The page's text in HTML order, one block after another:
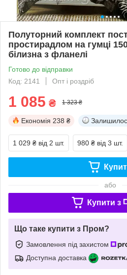
Полуторний комплект
простирадлом на гумці
білизна з фланелі
Готово до відправки
Код: 2141
Опт і роздріб
1 085 ₴ 1 323 ₴
Економія 238 ₴
1 029 ₴ від 2 шт. 980 ₴ від 3 шт.
або
Купити з
Що таке купити з Пром?
Замовлення під захистом
Доступна доставка